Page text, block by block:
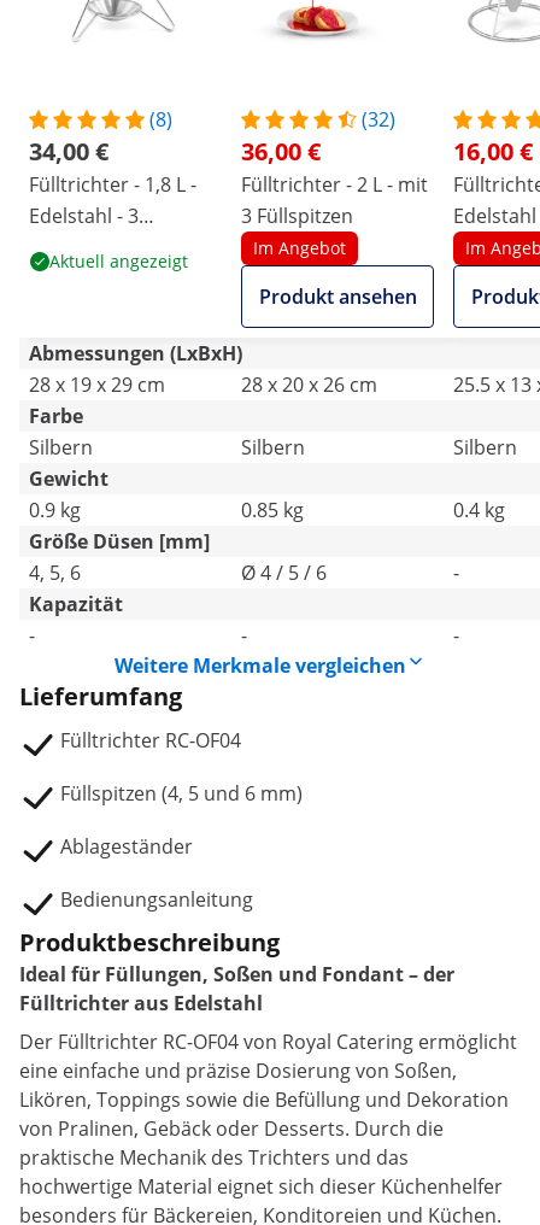
(8)
34,00 €
Fülltrichter - 1,8 L -
Edelstahl - 3
Füllspitzen - Ständer
mit Auffangschale
Aktuell angezeigt
(32)
36,00 €
Fülltrichter - 2 L - mit
3 Füllspitzen
Im Angebot
Produkt ansehen
16,00 €
Edelstahl
mm
Im
Abmessungen (LxBxH)
28 x 19 x 29 cm
28 x 20 x 26 cm
25.5 x 13
Farbe
Silbern
Silbern
Silbern
Gewicht
0.9 kg
0.85 kg
0.4 kg
Größe Düsen [mm]
4, 5, 6
Ø 4 / 5 / 6
-
Kapazität
-
-
-
Weitere Merkmale vergleichen
Lieferumfang
Fülltrichter RC-OF04
Füllspitzen (4, 5 und 6 mm)
Ablageständer
Bedienungsanleitung
Produktbeschreibung
Ideal für Füllungen, Soßen und Fondant – der
Fülltrichter aus Edelstahl
Der Fülltrichter RC-OF04 von Royal Catering ermöglicht
eine einfache und präzise Dosierung von Soßen,
Likören, Toppings sowie die Befüllung und Dekoration
von Pralinen, Gebäck oder Desserts. Durch die
praktische Mechanik des Trichters und das
hochwertige Material eignet sich dieser Küchenhelfer
besonders für Bäckereien, Konditoreien und Küchen.